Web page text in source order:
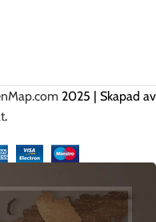
2025 | Skapad av
.